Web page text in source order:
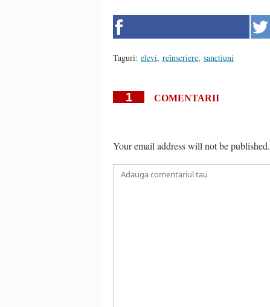
Taguri: elevi, reînscriere, sanctiuni
1 COMENTARII
Your email address will not be published.